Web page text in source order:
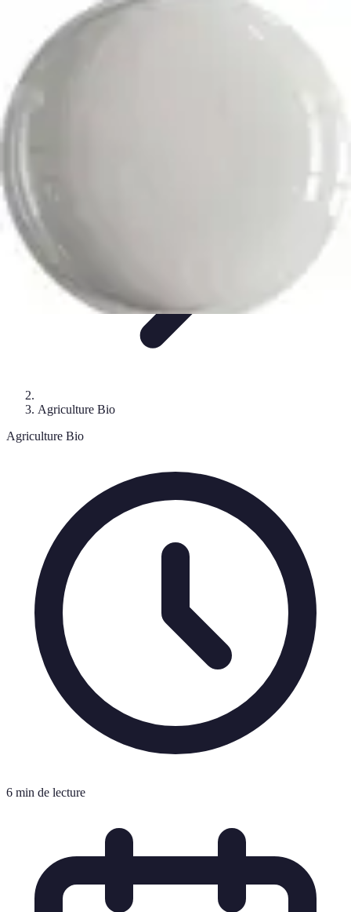
Alimentation Bio
BiodiversitéJardinage
Santé et Environnement
Agriculture Bio
Agriculture Bio
6 min de lecture